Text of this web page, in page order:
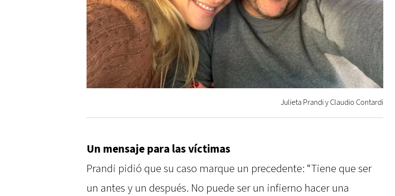
Julieta Prandi y Claudio Contardi
Un mensaje para las víctimas
Prandi pidió que su caso marque un precedente: “Tiene que ser
un antes y un después. No puede ser un infierno hacer una